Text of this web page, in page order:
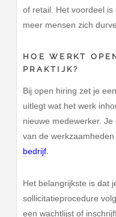
of retail. Het voordeel
meer mensen zich
HOE WERKT
PRAKTIJK?
Bij open hiring zet je
uitlegt wat het werk
nieuwe medewerker.
van de werkzaamheden
bedrijf
Het belangrijkste is dat
sollicitatieprocedure
een wachtlijst of